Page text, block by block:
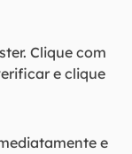
Clique com
e clique
e